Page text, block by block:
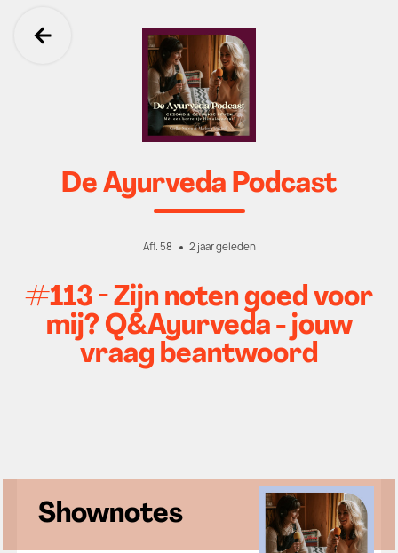
Ga terug
De Ayurveda Podcast
Afl. 58 2 jaar geleden
#113 - Zijn noten goed voor
mij? Q&Ayurveda - jouw
vraag beantwoord
Shownotes